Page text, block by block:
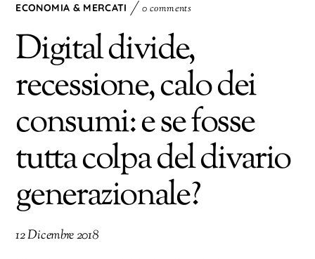
ECONOMIA & MERCATI 0 comments
Digital divide,
recessione, calo dei
consumi: e se fosse
tutta colpa del divario
generazionale?
12 Dicembre 2018